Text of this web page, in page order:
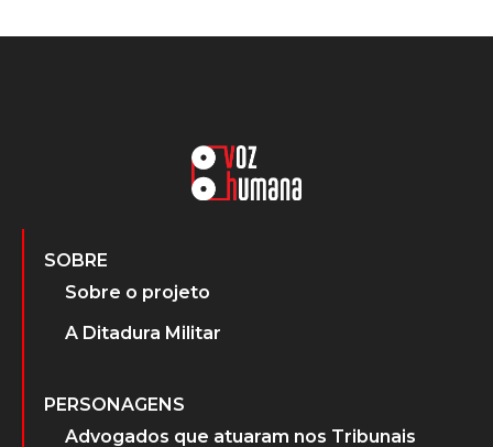
SOBRE
Sobre o projeto
A Ditadura Militar
PERSONAGENS
Advogados que atuaram nos Tribunais